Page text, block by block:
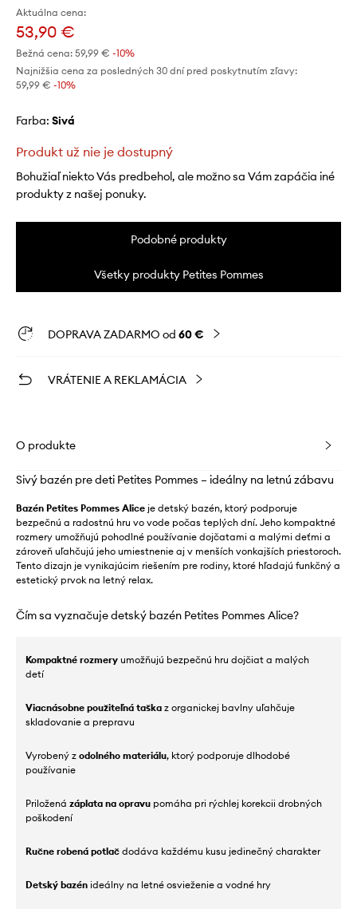
Aktuálna cena:
53,90 €
Bežná cena: 59,99 € -10%
Najnižšia cena za posledných 30 dní pred poskytnutím zľavy:
59,99 € -10%
Farba: sivá
Produkt už nie je dostupný
Bohužiaľ niekto Vás predbehol, ale možno sa Vám zapáčia iné
produkty z našej ponuky.
Podobné produkty
Všetky produkty Petites Pommes
DOPRAVA ZADARMO od 60 €
VRÁTENIE A REKLAMÁCIA
O produkte
Sivý bazén pre deti Petites Pommes – ideálny na letnú zábavu
Bazén Petites Pommes Alice je detský bazén, ktorý podporuje
bezpečnú a radostnú hru vo vode počas teplých dní. Jeho kompaktné
rozmery umožňujú pohodlné používanie dojčatami a malými deťmi a
zároveň uľahčujú jeho umiestnenie aj v menších vonkajších priestoroch.
Tento dizajn je vynikajúcim riešením pre rodiny, ktoré hľadajú funkčný a
estetický prvok na letný relax.
Čím sa vyznačuje detský bazén Petites Pommes Alice?
Kompaktné rozmery umožňujú bezpečnú hru dojčiat a malých
detí
Viacnásobne použiteľná taška z organickej bavlny uľahčuje
skladovanie a prepravu
Vyrobený z odolného materiálu, ktorý podporuje dlhodobé
používanie
Priložená záplata na opravu pomáha pri rýchlej korekcii drobných
poškodení
Ručne robená potlač dodáva každému kusu jedinečný charakter
Detský bazén ideálny na letné osvieženie a vodné hry